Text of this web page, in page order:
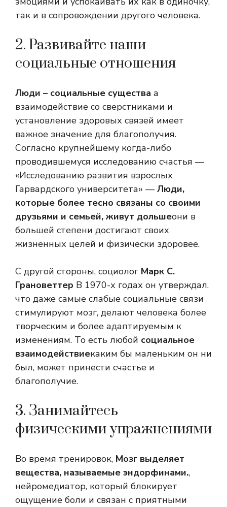
так и в сопровождении другого человека.
2. Развивайте наши
социальные отношения
Люди – социальные существа а
взаимодействие со сверстниками и
установление здоровых связей имеет
важное значение для благополучия.
Согласно крупнейшему когда-либо
проводившемуся исследованию счастья —
«Исследованию развития взрослых
Гарвардского университета» — Люди,
которые более тесно связаны со своими
друзьями и семьей, живут дольшеони в
большей степени достигают своих
жизненных целей и физически здоровее.
С другой стороны, социолог Марк С.
Грановеттер В 1970-х годах он утверждал,
что даже самые слабые социальные связи
стимулируют мозг, делают человека более
творческим и более адаптируемым к
изменениям. То есть любой социальное
взаимодействиекаким бы маленьким он ни
был, может принести счастье и
благополучие.
3. Занимайтесь
физическими упражнениями
Во время тренировок, Мозг выделяет
вещества, называемые эндорфинами.,
нейромедиатор, который блокирует
ощущение боли и связан с приятными